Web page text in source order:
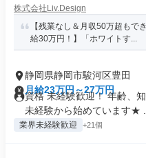
株式会社Liv.Design
【残業なし＆月収50万超もで
給30万円！】「ホワイトす...
静岡県静岡市駿河区豊田
月給23万円～27万円
資格 未経験歓迎！ 年齢、
未経験から始めています★ ...
業界未経験歓迎 +21個